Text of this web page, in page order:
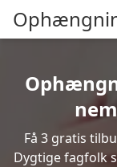
Få 3 gratis
Dygtige fagfolk